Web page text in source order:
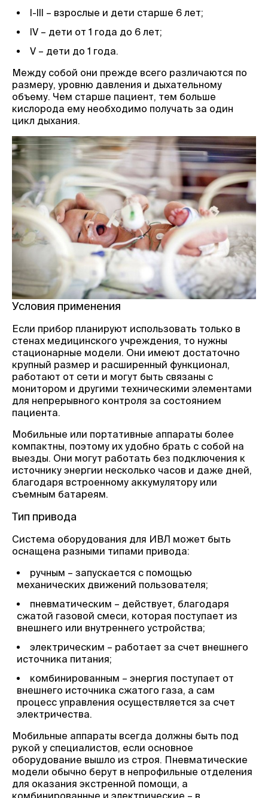
I-III – взрослые и дети старше 6 лет;
IV – дети от 1 года до 6 лет;
V – дети до 1 года.
Между собой они прежде всего различаются по
размеру, уровню давления и дыхательному
объему. Чем старше пациент, тем больше
кислорода ему необходимо получать за один
цикл дыхания.
Условия применения
Если прибор планируют использовать только в
стенах медицинского учреждения, то нужны
стационарные модели. Они имеют достаточно
крупный размер и расширенный функционал,
работают от сети и могут быть связаны с
монитором и другими техническими элементами
для непрерывного контроля за состоянием
пациента.
Мобильные или портативные аппараты более
компактны, поэтому их удобно брать с собой на
выезды. Они могут работать без подключения к
источнику энергии несколько часов и даже дней,
благодаря встроенному аккумулятору или
съемным батареям.
Тип привода
Система оборудования для ИВЛ может быть
оснащена разными типами привода:
ручным – запускается с помощью
механических движений пользователя;
пневматическим – действует, благодаря
сжатой газовой смеси, которая поступает из
внешнего или внутреннего устройства;
электрическим – работает за счет внешнего
источника питания;
комбинированным – энергия поступает от
внешнего источника сжатого газа, а сам
процесс управления осуществляется за счет
электричества.
Мобильные аппараты всегда должны быть под
рукой у специалистов, если основное
оборудование вышло из строя. Пневматические
модели обычно берут в непрофильные отделения
для оказания экстренной помощи, а
комбинированные и электрические – в